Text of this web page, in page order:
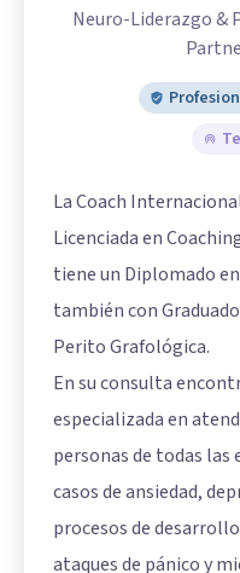
Neuro-Liderazgo &
La Coach
Licenciada en
tiene un Diplomado
también con
Perito Grafológica.
En su consulta
especializada en
personas de todas las
casos de ansiedad,
procesos de
ataques de pánico y